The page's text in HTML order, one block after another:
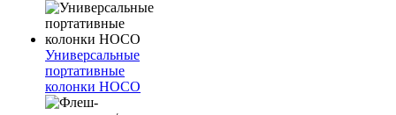
Универсальные
портативные
колонки HOCO